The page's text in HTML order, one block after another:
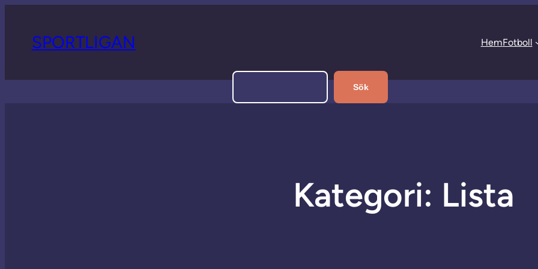
SPORTLIGAN HemFotboll
Sök
Sök
Kategori: Lista